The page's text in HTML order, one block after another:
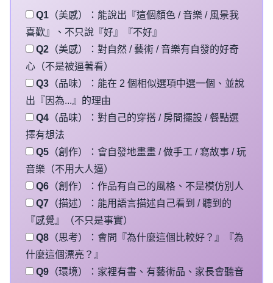
Q1 （美感）：能說出『這個顏色 / 音樂 / 風景我
喜歡』、不只說『好』『不好』
Q2 （美感）：對自然 / 藝術 / 音樂有自發的好奇
心（不是被逼著看）
Q3 （品味）：能在 2 個相似選項中選一個、並說
出『因為...』的理由
Q4 （品味）：對自己的穿搭 / 房間擺設 / 餐點選
擇有想法
Q5 （創作）：會自發地畫畫 / 做手工 / 寫故事 / 玩
音樂（不用大人逼）
Q6 （創作）：作品有自己的風格、不是模仿別人
Q7 （描述）：能用語言描述自己看到 / 聽到的
『感覺』（不只是事實）
Q8 （思考）：會問『為什麼這個比較好？』『為
什麼這個漂亮？』
Q9 （環境）：家裡有書、有藝術品、家長會聽音